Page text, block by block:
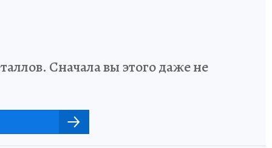
Сначала вы этого даже не